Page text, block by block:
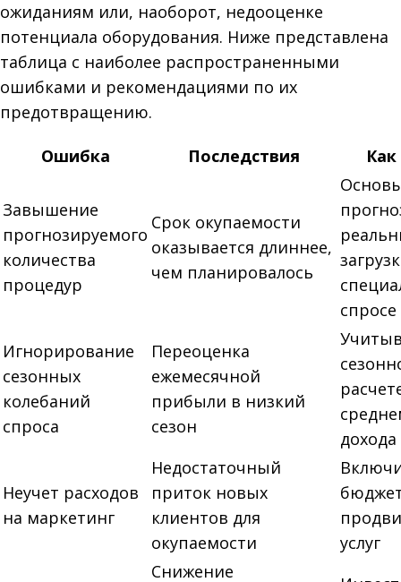
ожиданиям или, наоборот, недооценке
потенциала оборудования. Ниже представлена
таблица с наиболее распространенными
ошибками и рекомендациями по их
предотвращению.
Ошибка Последствия
Завышение
прогнозируемого
количества
процедур
Срок окупаемости
оказывается длиннее,
чем планировалось
спросе
Игнорирование
сезонных
колебаний
спроса
Переоценка
ежемесячной
прибыли в низкий
сезон
дохода
Неучет расходов
на маркетинг
Недостаточный
приток новых
клиентов для
окупаемости
услуг
Снижение